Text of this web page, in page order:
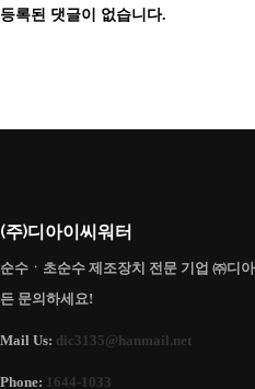
등록된 댓글이 없습니다.
(주)디아이씨워터
순수ㆍ초순수 제조장치 전문 기업 ㈜디
든 문의하세요!
Mail Us: dic3135@hanmail.net
Phone: 1644-1033